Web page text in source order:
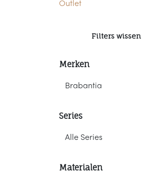
Outlet
Filters wissen
Merken
Series
Materialen